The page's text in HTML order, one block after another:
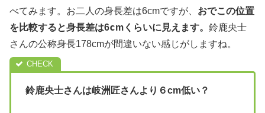
べてみます。お二人の身長差は6cmですが、 おでこの位置
を比較すると身長差は6cmくらいに見えます。 鈴鹿央士
さんの公称身長178cmが間違いない感じがしますね。
鈴鹿央士さんは岐洲匠さんより６cm低い？